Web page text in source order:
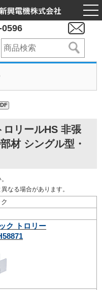
リールHS 非張
材 シングル型・
なる場合があります。
ク トロリー